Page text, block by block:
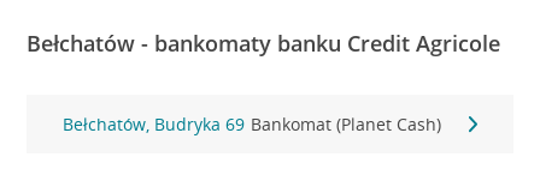
Bełchatów - bankomaty banku Credit Agricole
Bełchatów, Budryka 69 Bankomat (Planet Cash)